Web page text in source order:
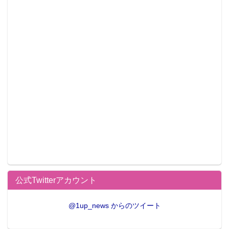
公式Twitterアカウント
@1up_news からのツイート